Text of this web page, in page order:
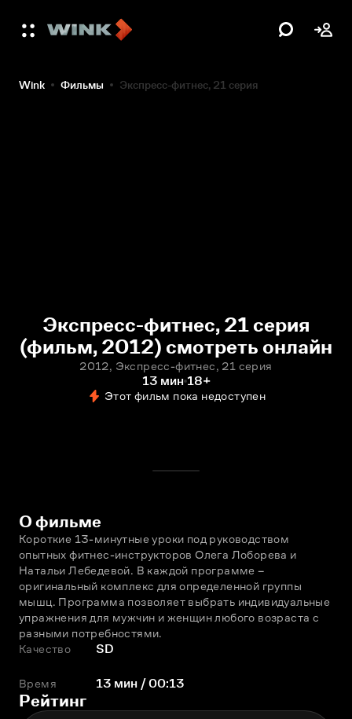
Wink Фильмы Экспресс-фитнес, 21 серия
Экспресс-фитнес, 21 серия
(фильм, 2012) смотреть онлайн
2012, Экспресс-фитнес, 21 серия
13 мин 18+
Этот фильм пока недоступен
О фильме
Короткие 13-минутные уроки под руководством
опытных фитнес-инструкторов Олега Лоборева и
Натальи Лебедевой. В каждой программе –
оригинальный комплекс для определенной группы
мышц. Программа позволяет выбрать индивидуальные
упражнения для мужчин и женщин любого возраста с
разными потребностями.
Качество
SD
Время 13 мин / 00:13
Рейтинг